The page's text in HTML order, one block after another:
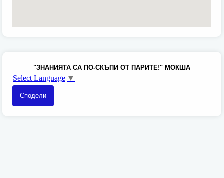
"ЗНАНИЯТА СА ПО-СКЪПИ ОТ ПАРИТЕ!" МОКША
Select Language ▼
Сподели